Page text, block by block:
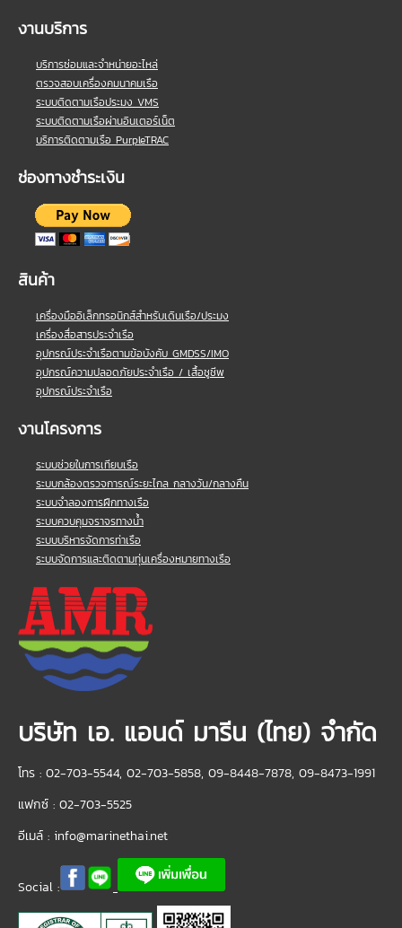
งานบริการ
บริการซ่อมและจำหน่ายอะไหล่
ตรวจสอบเครื่องคมนาคมเรือ
ระบบติดตามเรือประมง VMS
ระบบติดตามเรือผ่านอินเตอร์เน็ต
บริการติดตามเรือ PurpleTRAC
ช่องทางชำระเงิน
สินค้า
เครื่องมืออิเล็กทรอนิกส์สำหรับเดินเรือ/ประมง
เครื่องสื่อสารประจำเรือ
อุปกรณ์ประจำเรือตามข้อบังคับ GMDSS/IMO
อุปกรณ์ความปลอดภัยประจำเรือ / เสื้อชูชีพ
อุปกรณ์ประจำเรือ
งานโครงการ
ระบบช่วยในการเทียบเรือ
ระบบกล้องตรวจการณ์ระยะไกล กลางวัน/กลางคืน
ระบบจำลองการฝึกทางเรือ
ระบบควบคุมจราจรทางน้ำ
ระบบบริหารจัดการท่าเรือ
ระบบจัดการและติดตามทุ่นเครื่องหมายทางเรือ
บริษัท เอ. แอนด์ มารีน (ไทย) จำกัด
โทร : 02-703-5544, 02-703-5858, 09-8448-7878, 09-8473-1991
แฟกซ์ : 02-703-5525
อีเมล์ : info@marinethai.net
Social :